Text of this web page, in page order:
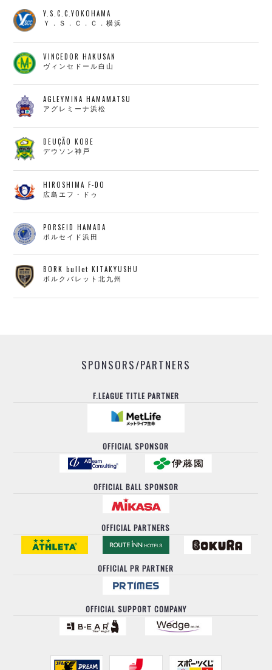
Y.S.C.C.YOKOHAMA
Ｙ．Ｓ．Ｃ．Ｃ．横浜
VINCEDOR HAKUSAN
ヴィンセドール白山
AGLEYMINA HAMAMATSU
アグレミーナ浜松
DEUÇÃO KOBE
デウソン神戸
HIROSHIMA F-DO
広島エフ・ドゥ
PORSEID HAMADA
ポルセイド浜田
BORK bullet KITAKYUSHU
ボルクバレット北九州
SPONSORS/PARTNERS
F.LEAGUE TITLE PARTNER
OFFICIAL SPONSOR
OFFICIAL BALL SPONSOR
OFFICIAL PARTNERS
OFFICIAL PR PARTNER
OFFICIAL SUPPORT COMPANY